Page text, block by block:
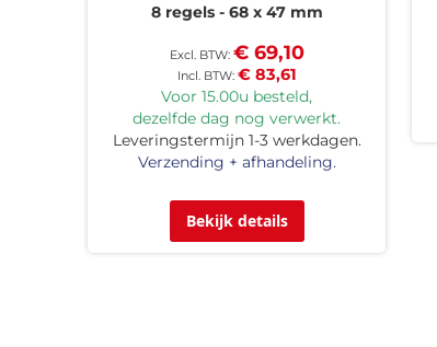
8 regels 68 x 47 mm
€ 83,61
€ 69,10
Voor 15.00u besteld,
dezelfde dag nog verwerkt.
Leveringstermijn 1-3 werkdagen.
Verzending + afhandeling.
Bekijk details